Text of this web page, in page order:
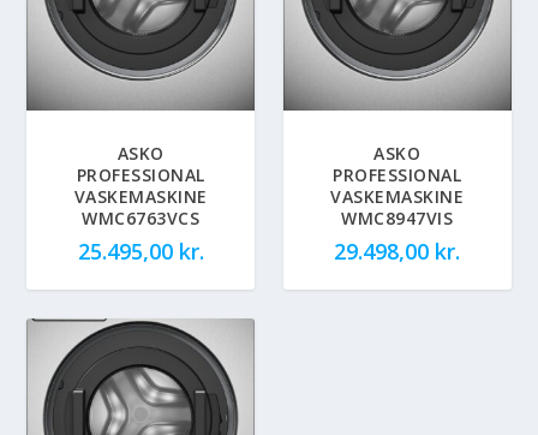
ASKO
PROFESSIONAL
VASKEMASKINE
WMC6763VCS
25.495,00 kr.
ASKO
PROFESSIONAL
VASKEMASKINE
WMC8947VIS
29.498,00 kr.